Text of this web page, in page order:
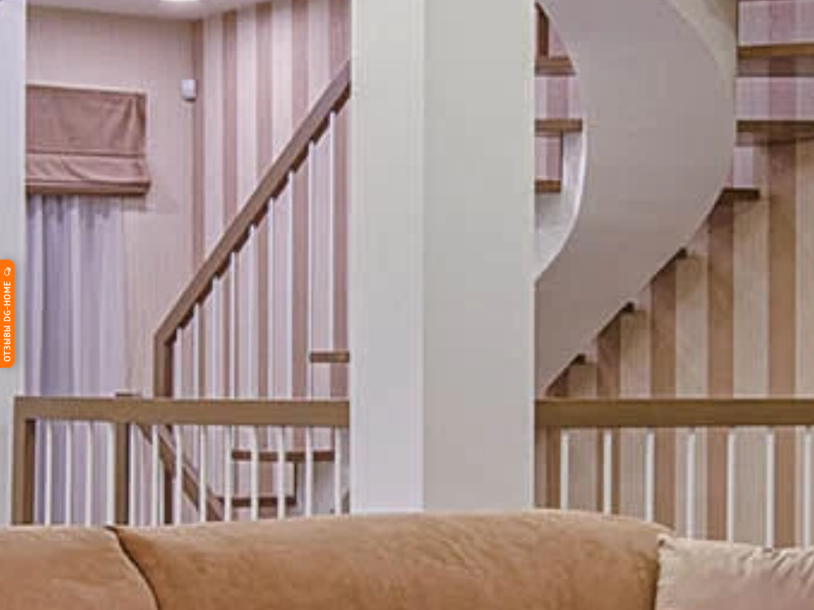
ОТЗЫВЫ DG-HOME